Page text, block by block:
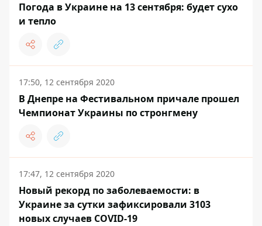
Погода в Украине на 13 сентября: будет сухо
и тепло
17:50, 12 сентября 2020
В Днепре на Фестивальном причале прошел
Чемпионат Украины по стронгмену
17:47, 12 сентября 2020
Новый рекорд по заболеваемости: в
Украине за сутки зафиксировали 3103
новых случаев COVID-19